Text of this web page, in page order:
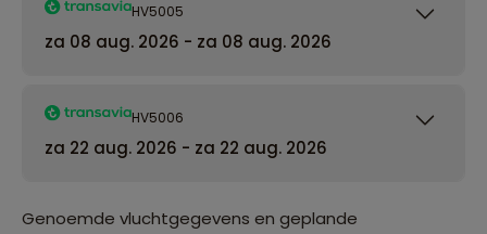
HV5005
za 08 aug. 2026 - za 08 aug. 2026
HV5006
za 22 aug. 2026 - za 22 aug. 2026
Genoemde vluchtgegevens en geplande